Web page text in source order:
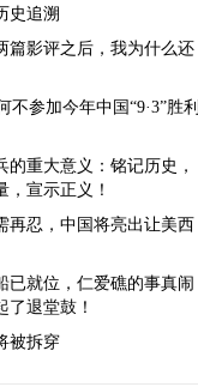
史追溯
篇影评之后，我为什么还
参加今年中国“9·3”胜利
的重大意义：铭记历史，
，宣示正义！
再忍，中国将亮出让美西
已就位，仁爱礁的事真闹
了退堂鼓！
被拆穿